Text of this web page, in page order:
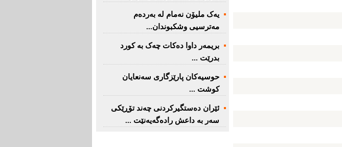
یەک ملیۆن نەمام لە بەردەم
مەترسیی وشکبوندان...
بریمه‌ر داوا دەکات چەک بە کورد
بدرێت ...
حوسیەکان پارێزگارى سەنعایان
کوشت ...
ئێران دەستگیرکردنى چه‌ند تۆڕێكی‌
سه‌ر به‌ داعش رادەگەیەنێت ...